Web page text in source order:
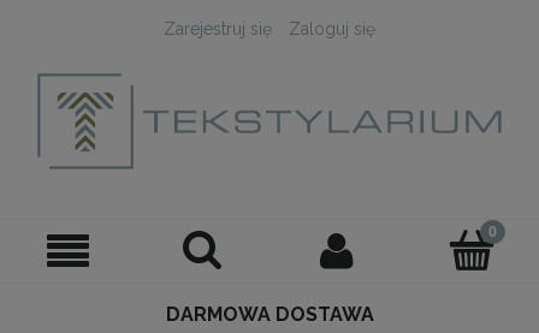
Zarejestruj się Zaloguj się
DARMOWA DOSTAWA